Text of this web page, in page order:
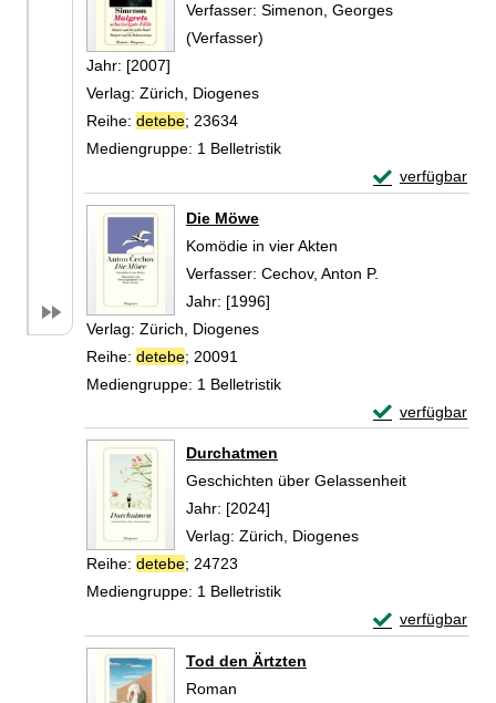
Verfasser: Simenon, Georges
(Verfasser)
Jahr: [2007]
Verlag: Zürich, Diogenes
Reihe: detebe; 23634
Mediengruppe: 1 Belletristik
verfügbar
Exemplar-
Die Möwe
Komödie in vier Akten
Verfasser: Cechov, Anton P.
Jahr: [1996]
Verlag: Zürich, Diogenes
Reihe: detebe; 20091
Mediengruppe: 1 Belletristik
verfügbar
Exemplar-
Durchatmen
Geschichten über Gelassenheit
Suche nach diesem Verfasser
Jahr: [2024]
Verlag: Zürich, Diogenes
Reihe: detebe; 24723
Mediengruppe: 1 Belletristik
verfügbar
Exemplar-
Tod den Ärtzten
Roman